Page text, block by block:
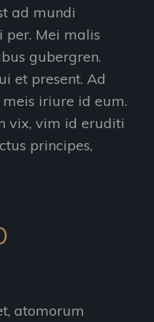
ad mundi
per. Mei malis
gubergren.
et present. Ad
iriure id eum.
vix, vim id eruditi
principes,
atomorum